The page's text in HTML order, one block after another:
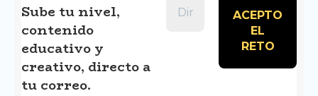
mas
números
Sube tu nivel,
contenido
educativo y
creativo, directo a
tu correo.